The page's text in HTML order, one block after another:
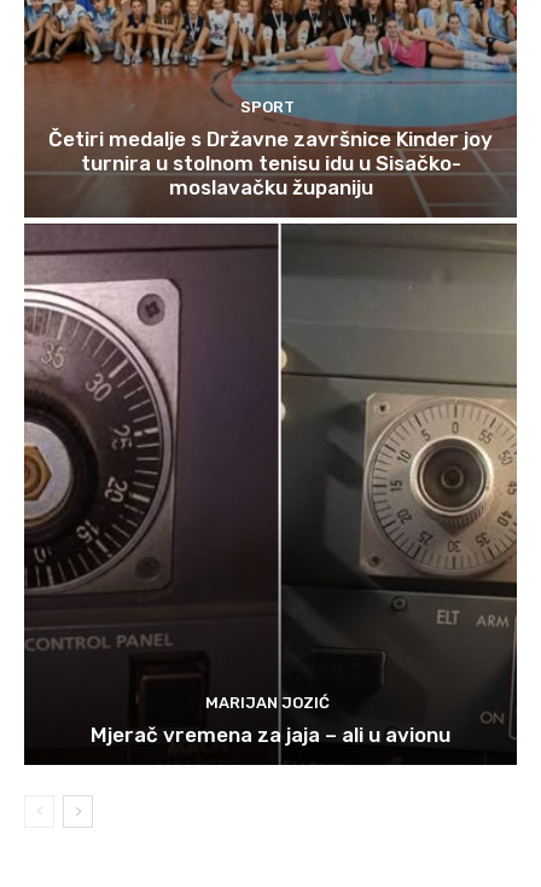
SPORT
Četiri medalje s Državne završnice Kinder joy
turnira u stolnom tenisu idu u Sisačko-
moslavačku županiju
MARIJAN JOZIĆ
Mjerač vremena za jaja – ali u avionu